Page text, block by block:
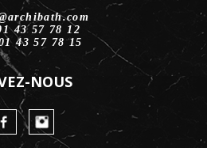
43 57 78 12
43 57 78 15
NOUS